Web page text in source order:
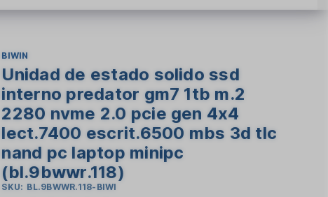
BIWIN
Unidad de estado solido ssd
interno predator gm7 1tb m.2
2280 nvme 2.0 pcie gen 4x4
lect.7400 escrit.6500 mbs 3d tlc
nand pc laptop minipc
(bl.9bwwr.118)
SKU: BL.9BWWR.118-BIWI